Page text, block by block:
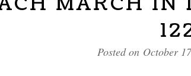
Posted on October